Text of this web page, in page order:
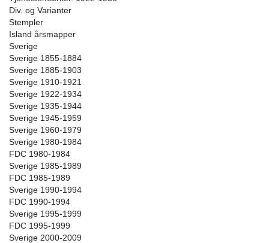
Div. og Varianter
Stempler
Island årsmapper
Sverige
Sverige 1855-1884
Sverige 1885-1903
Sverige 1910-1921
Sverige 1922-1934
Sverige 1935-1944
Sverige 1945-1959
Sverige 1960-1979
Sverige 1980-1984
FDC 1980-1984
Sverige 1985-1989
FDC 1985-1989
Sverige 1990-1994
FDC 1990-1994
Sverige 1995-1999
FDC 1995-1999
Sverige 2000-2009